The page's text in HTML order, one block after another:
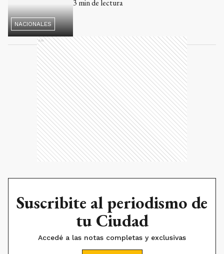
Accedé a las notas completas y exclusivas
SUSCRIBITE